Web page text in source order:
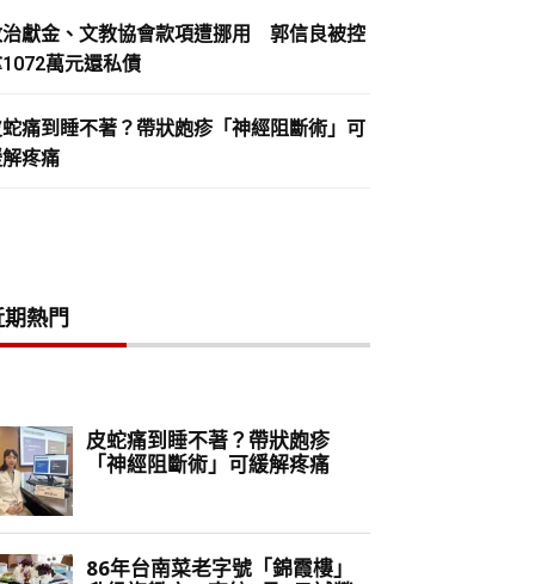
獻金、文教協會款項遭挪用 郭信良被控
萬元還私債
痛到睡不著？帶狀皰疹「神經阻斷術」可
疼痛
熱門